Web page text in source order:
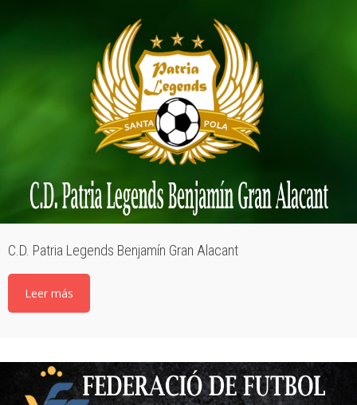
C.D. Patria Legends Benjamín Gran Alacant
Leer más